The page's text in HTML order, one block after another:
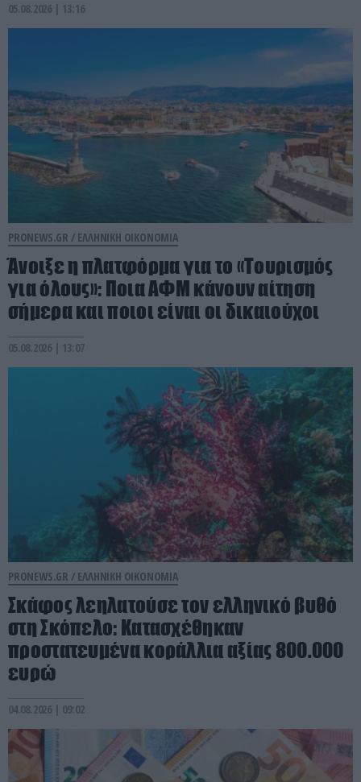
05.08.2026 | 13:16
PRONEWS.GR / ΕΛΛΗΝΙΚΗ ΟΙΚΟΝΟΜΙΑ
Άνοιξε η πλατφόρμα για το «Τουρισμός
για όλους»: Ποια ΑΦΜ κάνουν αίτηση
σήμερα και ποιοι είναι οι δικαιούχοι
05.08.2026 | 13:07
PRONEWS.GR / ΕΛΛΗΝΙΚΗ ΟΙΚΟΝΟΜΙΑ
Σκάφος λεηλατούσε τον ελληνικό βυθό
στη Σκόπελο: Κατασχέθηκαν
προστατευμένα κοράλλια αξίας 800.000
ευρώ
04.08.2026 | 09:02